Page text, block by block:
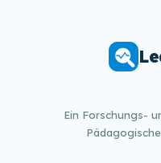
Ein Forschungs-